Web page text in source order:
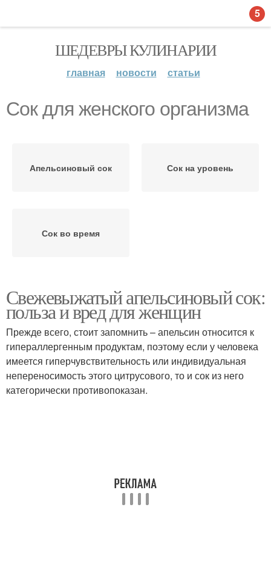
ШЕДЕВРЫ КУЛИНАРИИ
главная новости статьи
Сок для женского организма
Апельсиновый сок Сок на уровень
Сок во время
Свежевыжатый апельсиновый сок:
польза и вред для женщин
Прежде всего, стоит запомнить – апельсин относится к
гипераллергенным продуктам, поэтому если у человека
имеется гиперчувствительность или индивидуальная
непереносимость этого цитрусового, то и сок из него
категорически противопоказан.
5